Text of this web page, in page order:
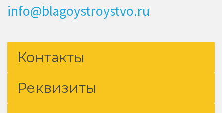
info@blagoystroystvo.ru
Контакты
Реквизиты